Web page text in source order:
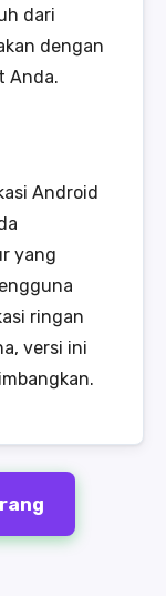
dari
dengan
Anda.
Android
yang
ringan
versi ini